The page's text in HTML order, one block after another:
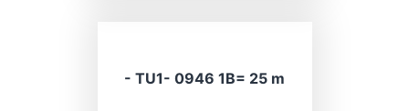
- TU1- 0946 1B= 25 m